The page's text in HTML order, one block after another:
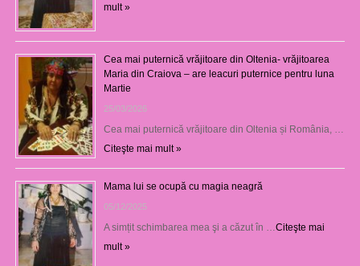
mult »
Cea mai puternică vrăjitoare din Oltenia- vrăjitoarea
Maria din Craiova – are leacuri puternice pentru luna
Martie
25/03/2026
Cea mai puternică vrăjitoare din Oltenia și România, …
Citeşte mai mult »
Mama lui se ocupă cu magia neagră
05/12/2025
A simțit schimbarea mea şi a căzut în … Citeşte mai
mult »